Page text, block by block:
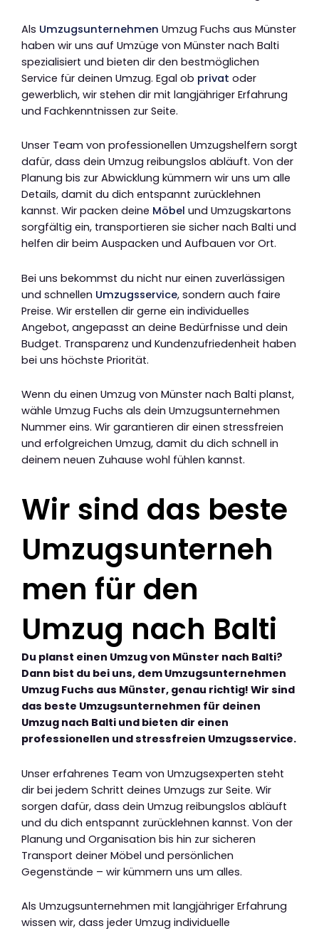
Als Umzugsunternehmen Umzug Fuchs aus Münster
haben wir uns auf Umzüge von Münster nach Balti
spezialisiert und bieten dir den bestmöglichen
Service für deinen Umzug. Egal ob privat oder
gewerblich, wir stehen dir mit langjähriger Erfahrung
und Fachkenntnissen zur Seite.
Unser Team von professionellen Umzugshelfern sorgt
dafür, dass dein Umzug reibungslos abläuft. Von der
Planung bis zur Abwicklung kümmern wir uns um alle
Details, damit du dich entspannt zurücklehnen
kannst. Wir packen deine Möbel und Umzugskartons
sorgfältig ein, transportieren sie sicher nach Balti und
helfen dir beim Auspacken und Aufbauen vor Ort.
Bei uns bekommst du nicht nur einen zuverlässigen
und schnellen Umzugsservice, sondern auch faire
Preise. Wir erstellen dir gerne ein individuelles
Angebot, angepasst an deine Bedürfnisse und dein
Budget. Transparenz und Kundenzufriedenheit haben
bei uns höchste Priorität.
Wenn du einen Umzug von Münster nach Balti planst,
wähle Umzug Fuchs als dein Umzugsunternehmen
Nummer eins. Wir garantieren dir einen stressfreien
und erfolgreichen Umzug, damit du dich schnell in
deinem neuen Zuhause wohl fühlen kannst.
Wir sind das beste
Umzugsunterneh
men für den
Umzug nach Balti
Du planst einen Umzug von Münster nach Balti?
Dann bist du bei uns, dem Umzugsunternehmen
Umzug Fuchs aus Münster, genau richtig! Wir sind
das beste Umzugsunternehmen für deinen
Umzug nach Balti und bieten dir einen
professionellen und stressfreien Umzugsservice.
Unser erfahrenes Team von Umzugsexperten steht
dir bei jedem Schritt deines Umzugs zur Seite. Wir
sorgen dafür, dass dein Umzug reibungslos abläuft
und du dich entspannt zurücklehnen kannst. Von der
Planung und Organisation bis hin zur sicheren
Transport deiner Möbel und persönlichen
Gegenstände – wir kümmern uns um alles.
Als Umzugsunternehmen mit langjähriger Erfahrung
wissen wir, dass jeder Umzug individuelle